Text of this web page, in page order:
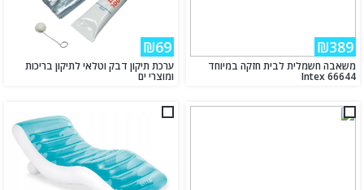
₪389
משאבה חשמלית לבית חזקה במיוחד
Intex 66644
₪69
ערכת תיקון דבק וטלאי לתיקון בריכות
ומוצרי ים